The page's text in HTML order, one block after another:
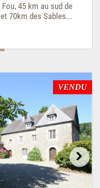
45 km au sud de
70km des Sables...
VENDU